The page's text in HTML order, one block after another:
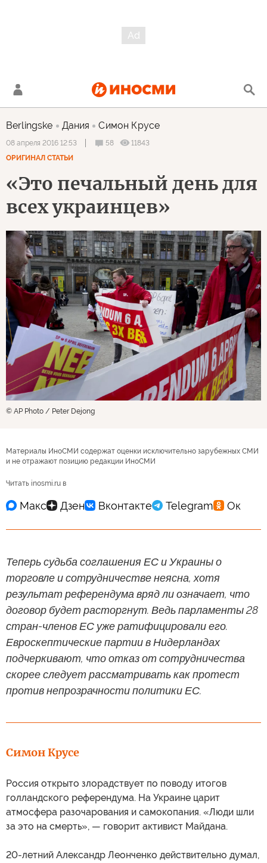
Berlingske Дания Симон Крусе
08 апреля 2016 12:53 58
11843
ОРИГИНАЛ СТАТЬИ
«Это печальный день для
всех украинцев»
© AP Photo / Peter Dejong
Материалы ИноСМИ содержат оценки исключительно зарубежных СМИ
и не отражают позицию редакции ИноСМИ
Читать inosmi.ru в
Теперь судьба соглашения ЕС и Украины о
торговле и сотрудничестве неясна, хотя
результат референдума вряд ли означает, что
договор будет расторгнут. Ведь парламенты 28
стран-членов ЕС уже ратифицировали его.
Евроскептические партии в Нидерландах
подчеркивают, что отказ от сотрудничества
скорее следует рассматривать как протест
против непрозрачности политики ЕС.
Симон Крусе
Россия открыто злорадствует по поводу итогов
голландского референдума. На Украине царит
атмосфера разочарования и самокопания. «Люди шли
за это на смерть», — говорит активист Майдана.
20-летний Александр Леонченко действительно думал,